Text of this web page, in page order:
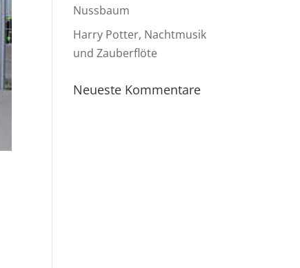
Nussbaum
Harry Potter, Nachtmusik
und Zauberflöte
Neueste Kommentare